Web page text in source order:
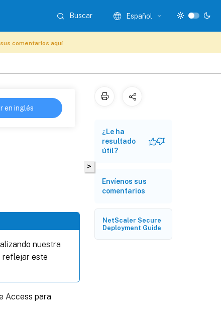
Buscar Español
comentarios aquí
en inglés
nuestra
reflejar este
Access para
>
¿Le ha
resultado
útil?
Envíenos sus
comentarios
NetScaler Secure
Deployment Guide